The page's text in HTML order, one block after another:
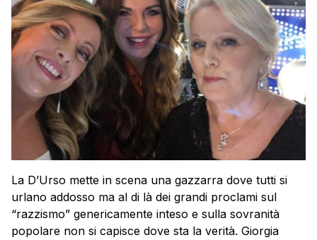
La D’Urso mette in scena una gazzarra dove tutti si
urlano addosso ma al di là dei grandi proclami sul
“razzismo” genericamente inteso e sulla sovranità
popolare non si capisce dove sta la verità. Giorgia